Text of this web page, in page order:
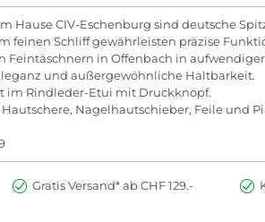
Hause CIV-Eschenburg sind deutsche
feinen Schliff gewährleisten präzise
Feintäschnern in Offenbach in
und außergewöhnliche Haltbarkeit.
im Rindleder-Etui mit Druckknopf.
Nagelhautschieber, Feile und
Gratis Versand* ab CHF 129.-